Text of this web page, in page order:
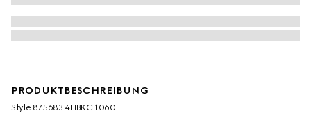
PRODUKTBESCHREIBUNG
Style ‎875683 4HBKC 1060